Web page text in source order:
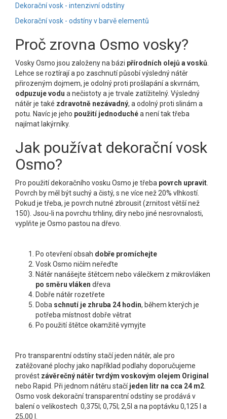
Dekorační vosk - intenzivní odstíny
Dekorační vosk - odstíny v barvě elementů
Proč zrovna Osmo vosky?
Vosky Osmo jsou založeny na bázi přírodních olejů a vosků
Lehce se roztírají a po zaschnutí působí výsledný nátěr
přirozeným dojmem, je odolný proti prošlapání a skvrnám,
odpuzuje vodu a nečistoty a je trvale zatížitelný. Výsledný
nátěr je také zdravotně nezávadný, a odolný proti slinám a
potu. Navíc je jeho použití jednoduchéa není tak třeba
najímat lakýrníky.
Jak používat dekorační vosk
Osmo?
Pro použití dekoračního vosku Osmo je třeba povrch upravit
Povrch by měl být suchý a čistý, s ne více než 20% vlhkostí.
Pokud je třeba, je povrch nutné zbrousit (zrnitost větší než
150). Jsou-li na povrchu trhliny, díry nebo jiné nesrovnalosti,
vyplňte je Osmo pastou na dřevo.
Po otevření obsah dobře promíchejte
Vosk Osmo ničím neřeďte
Nátěr nanášejte štětcem nebo válečkem z mikrovláken
po směru vláken dřeva
Dobře nátěr rozetřete
Doba schnutí je zhruba 24 hodin, během kterých je
potřeba místnost dobře větrat
Po použití štětce okamžitě vymyjte
Pro transparentní odstíny stačí jeden nátěr, ale pro
zatěžované plochy jako například podlahy doporučujeme
provést závěrečný nátěr tvrdým voskovým olejem Original
nebo Rapid. Při jednom nátěru stačíjeden litr na cca 24 m2
Osmo vosk dekorační transparentní odstíny se prodává v
balení o velikostech 0,375l; 0,75l; 2,5l a na poptávku 0,125 l a
25,00 l.